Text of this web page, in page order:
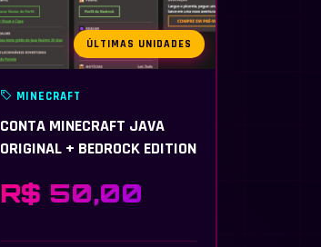
ÚLTIMAS UNIDADES
MINECRAFT
CONTA MINECRAFT JAVA
ORIGINAL + BEDROCK EDITION
R$ 50,00